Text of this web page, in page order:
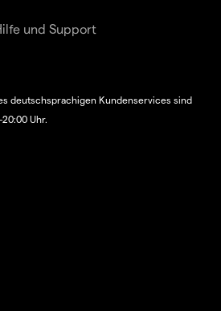
und Support
deutschsprachigen Kundenservices sind
Uhr.